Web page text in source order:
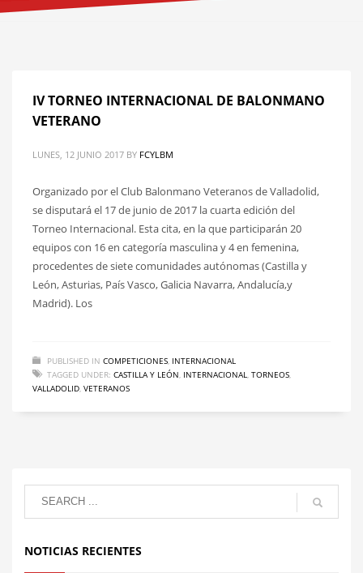
IV TORNEO INTERNACIONAL DE BALONMANO
VETERANO
LUNES, 12 JUNIO 2017 BY FCYLBM
Organizado por el Club Balonmano Veteranos de Valladolid,
se disputará el 17 de junio de 2017 la cuarta edición del
Torneo Internacional. Esta cita, en la que participarán 20
equipos con 16 en categoría masculina y 4 en femenina,
procedentes de siete comunidades autónomas (Castilla y
León, Asturias, País Vasco, Galicia Navarra, Andalucía,y
Madrid). Los
PUBLISHED IN COMPETICIONES INTERNACIONAL
TAGGED UNDER: CASTILLA Y LEÓN INTERNACIONAL TORNEOS
VALLADOLID VETERANOS
NOTICIAS RECIENTES